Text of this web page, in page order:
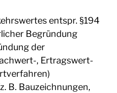
entspr. §194
Begründung
der
, Ertragswert-
B. Bauzeichnungen,